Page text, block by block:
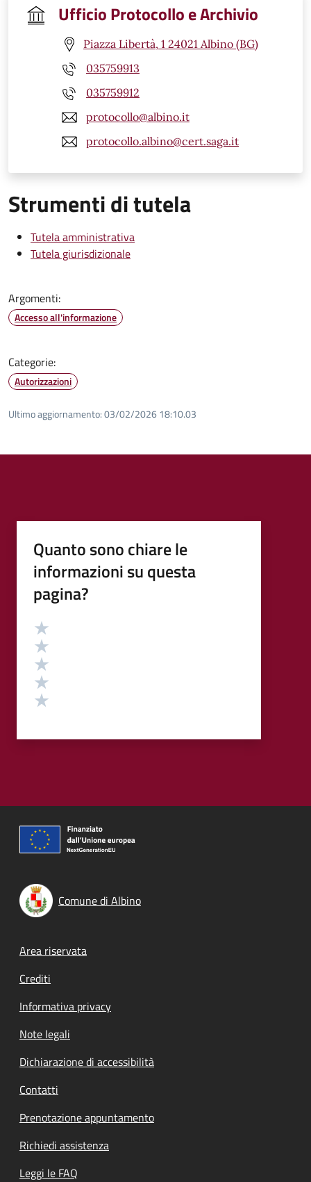
Ufficio Protocollo e Archivio
Piazza Libertà, 1 24021 Albino (BG)
035759913
035759912
protocollo@albino.it
protocollo.albino@cert.saga.it
Strumenti di tutela
Tutela amministrativa
Tutela giurisdizionale
Argomenti:
Accesso all'informazione
Categorie:
Autorizzazioni
Ultimo aggiornamento:03/02/2026 18:10.03
Quanto sono chiare le
informazioni su questa
pagina?
Valutazione
Comune di Albino
Footer menu
Area riservata
Crediti
Informativa privacy
Note legali
Dichiarazione di accessibilità
Contatti
Prenotazione appuntamento
Richiedi assistenza
Leggi le FAQ